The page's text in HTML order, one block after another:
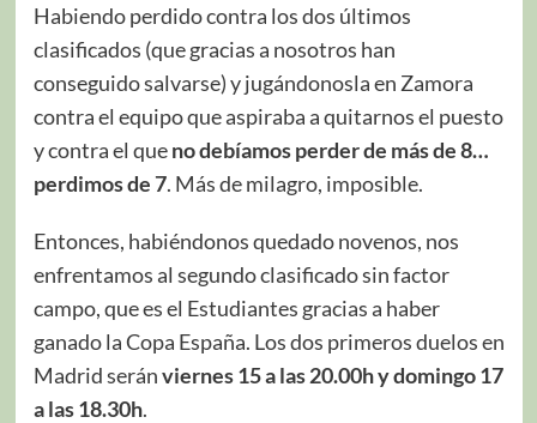
Habiendo perdido contra los dos últimos
clasificados (que gracias a nosotros han
conseguido salvarse) y jugándonosla en Zamora
contra el equipo que aspiraba a quitarnos el puesto
y contra el queno debíamos perder de más de 8…
perdimos de 7. Más de milagro, imposible.
Entonces, habiéndonos quedado novenos, nos
enfrentamos al segundo clasificado sin factor
campo, que es el Estudiantes gracias a haber
ganado la Copa España. Los dos primeros duelos en
Madrid seránviernes 15 a las 20.00h y domingo 17
a las 18.30h.